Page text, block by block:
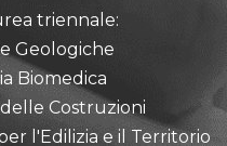
triennale:
Geologiche
Biomedica
Costruzioni
l'Edilizia e il Territorio